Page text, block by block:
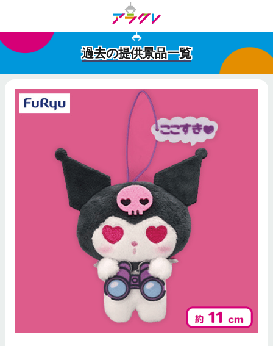
過去の提供景品一覧